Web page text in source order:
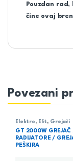
Pouzdan
čine ovaj
Povezani
Elektro , Elit , Grejači
GT 2000W GREJAČ
RADIJATORE /
PEŠKIRA